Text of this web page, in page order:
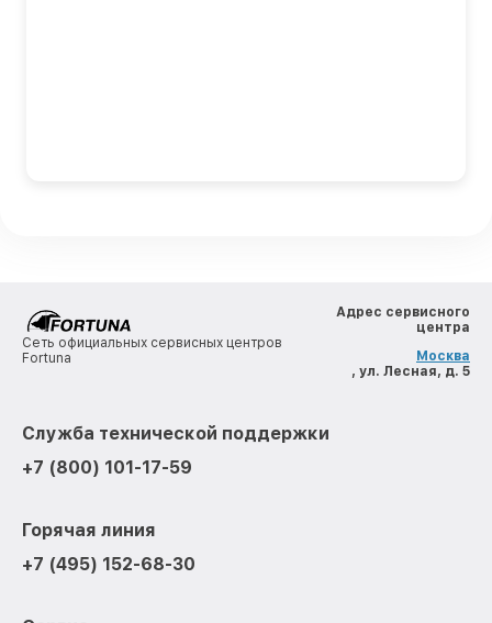
Сеть официальных сервисных центров
Fortuna
Адрес сервисного
центра
Москва
, ул. Лесная, д. 5
Служба технической поддержки
+7 (800) 101-17-59
Горячая линия
+7 (495) 152-68-30